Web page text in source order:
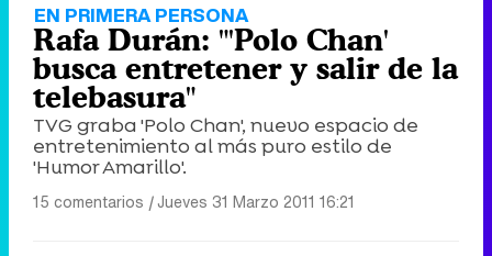
EN PRIMERA PERSONA
Rafa Durán: "'Polo Chan'
busca entretener y salir de la
telebasura"
TVG graba 'Polo Chan', nuevo espacio de
entretenimiento al más puro estilo de
'Humor Amarillo'.
15 comentarios |Jueves 31 Marzo 2011 16:21